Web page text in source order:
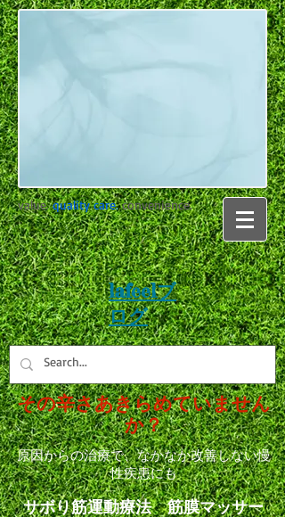
value.quality care.convenience.
lafeelブ
ログ
その辛さあきらめていません
か？
原因からの治療で、なかなか改善しない慢
性疾患にも
サボり筋運動療法 筋膜マッサー